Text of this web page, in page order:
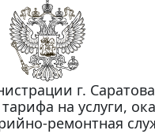
г. Саратова
на услуги,
ремонтная